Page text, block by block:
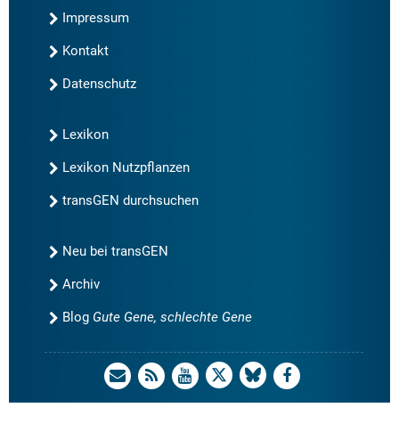
Impressum
Kontakt
Datenschutz
Lexikon
Lexikon Nutzpflanzen
transGEN durchsuchen
Neu bei transGEN
Archiv
Blog Gute Gene, schlechte Gene